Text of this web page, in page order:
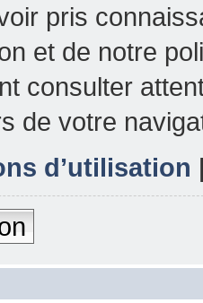
pris
et de notre
consulter
de votre
d’utilisation